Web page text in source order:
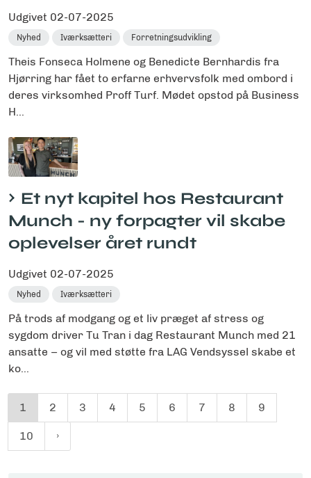
Udgivet 02-07-2025
Nyhed Iværksætteri Forretningsudvikling
Theis Fonseca Holmene og Benedicte Bernhardis fra
Hjørring har fået to erfarne erhvervsfolk med ombord i
deres virksomhed Proff Turf. Mødet opstod på Business
H...
Et nyt kapitel hos Restaurant
Munch - ny forpagter vil skabe
oplevelser året rundt
Udgivet 02-07-2025
Nyhed Iværksætteri
På trods af modgang og et liv præget af stress og
sygdom driver Tu Tran i dag Restaurant Munch med 21
ansatte – og vil med støtte fra LAG Vendsyssel skabe et
ko...
1 2 3 4 5 6 7 8 9
10